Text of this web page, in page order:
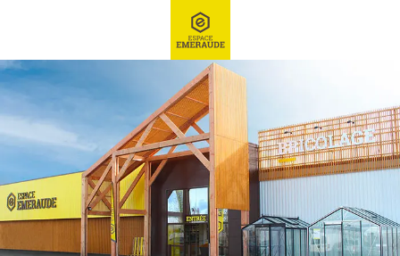
Ex : Robot tondeuse, ...
Matériel de levage
GRUE, TRANSPALETTE
Affiner